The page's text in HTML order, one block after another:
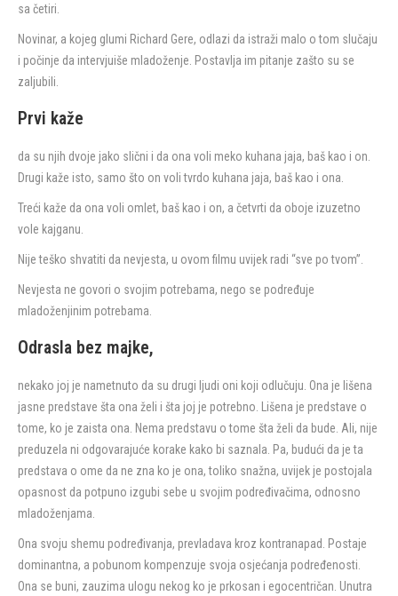
sa četiri.
Novinar, a kojeg glumi Richard Gere, odlazi da istraži malo o tom slučaju
i počinje da intervjuiše mladoženje. Postavlja im pitanje zašto su se
zaljubili.
Prvi kaže
da su njih dvoje jako slični i da ona voli meko kuhana jaja, baš kao i on.
Drugi kaže isto, samo što on voli tvrdo kuhana jaja, baš kao i ona.
Treći kaže da ona voli omlet, baš kao i on, a četvrti da oboje izuzetno
vole kajganu.
Nije teško shvatiti da nevjesta, u ovom filmu uvijek radi “sve po tvom”.
Nevjesta ne govori o svojim potrebama, nego se podređuje
mladoženjinim potrebama.
Odrasla bez majke,
nekako joj je nametnuto da su drugi ljudi oni koji odlučuju. Ona je lišena
jasne predstave šta ona želi i šta joj je potrebno. Lišena je predstave o
tome, ko je zaista ona. Nema predstavu o tome šta želi da bude. Ali, nije
preduzela ni odgovarajuće korake kako bi saznala. Pa, budući da je ta
predstava o ome da ne zna ko je ona, toliko snažna, uvijek je postojala
opasnost da potpuno izgubi sebe u svojim podređivačima, odnosno
mladoženjama.
Ona svoju shemu podređivanja, prevladava kroz kontranapad. Postaje
dominantna, a pobunom kompenzuje svoja osjećanja podređenosti.
Ona se buni, zauzima ulogu nekog ko je prkosan i egocentričan. Unutra